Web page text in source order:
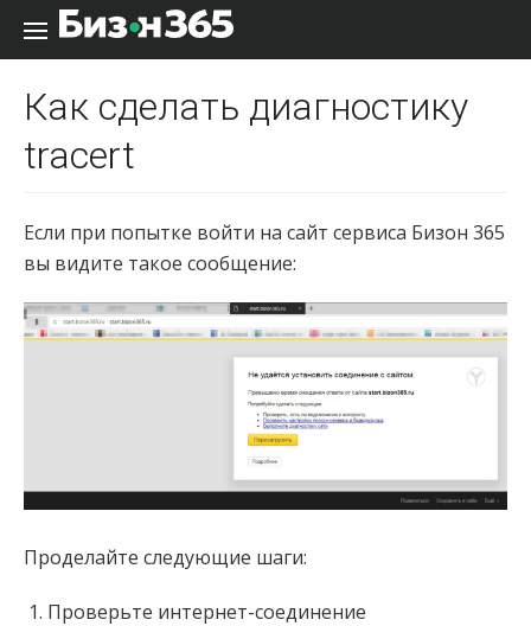
Перейти к содержанию
Как сделать диагностику
tracert
Если при попытке войти на сайт сервиса Бизон 365
вы видите такое сообщение:
Проделайте следующие шаги:
Проверьте интернет-соединение